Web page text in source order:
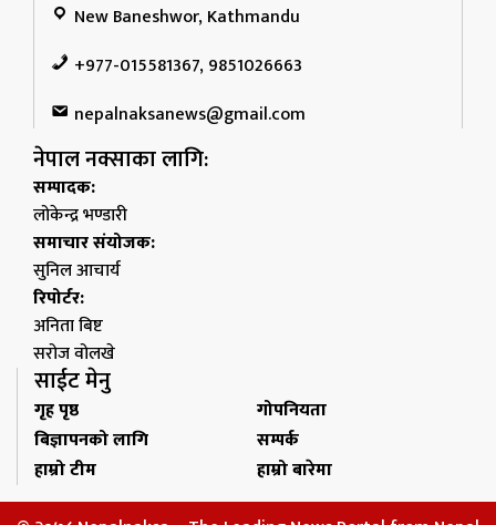
New Baneshwor, Kathmandu
+977-015581367, 9851026663
nepalnaksanews@gmail.com
नेपाल नक्साका लागि:
सम्पादक:
लोकेन्द्र भण्डारी
समाचार संयोजक:
सुनिल आचार्य
रिपोर्टर:
अनिता बिष्ट
सरोज वोलखे
साईट मेनु
गृह पृष्ठ
गोपनियता
बिज्ञापनको लागि
सम्पर्क
हाम्रो टीम
हाम्रो बारेमा